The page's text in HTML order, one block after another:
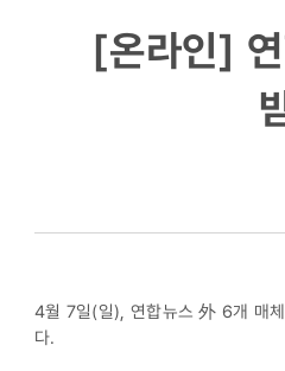
[온라인]
6개
[온라인]
4월 7일(일), 연합뉴스 外 6개 매
다.